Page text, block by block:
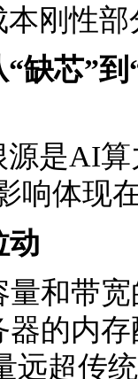
刚性部
缺芯”
是AI
响体现
动
和带
的内
远超传